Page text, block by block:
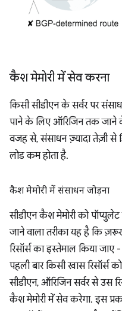
कैश मेमोरी में सेव करना
किसी सीडीएन के सर्वर पर
पाने के लिए ऑरिजिन तक जाने
वजह से, संसाधन ज़्यादा तेज़ी से
लोड कम होता है.
कैश मेमोरी में संसाधन जोड़ना
सीडीएन कैश मेमोरी को
जाने वाला तरीका यह है कि
रिसॉर्स का इस्तेमाल किया
पहली बार किसी खास रिसॉर्स
सीडीएन, ऑरिजिन सर्वर से उस
कैश मेमोरी में सेव करेगा. इस